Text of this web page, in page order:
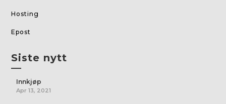
Hosting
Epost
Siste nytt
—
Innkjøp
Apr 13, 2021